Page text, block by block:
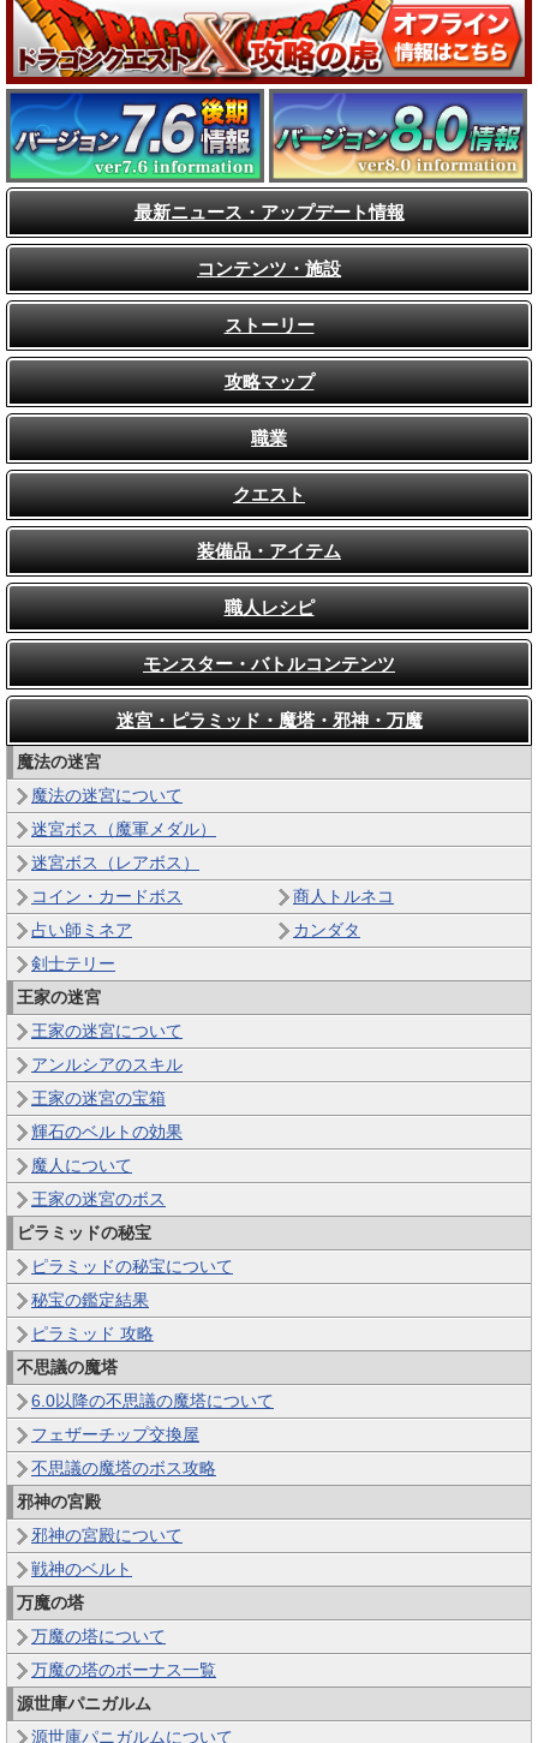
最新ニュース・アップデート情報
コンテンツ・施設
ストーリー
攻略マップ
職業
クエスト
装備品・アイテム
職人レシピ
モンスター・バトルコンテンツ
迷宮・ピラミッド・魔塔・邪神・万魔
魔法の迷宮
魔法の迷宮について
迷宮ボス（魔軍メダル）
迷宮ボス（レアボス）
コイン・カードボス
商人トルネコ
占い師ミネア
カンダタ
剣士テリー
王家の迷宮
王家の迷宮について
アンルシアのスキル
王家の迷宮の宝箱
輝石のベルトの効果
魔人について
王家の迷宮のボス
ピラミッドの秘宝
ピラミッドの秘宝について
秘宝の鑑定結果
ピラミッド 攻略
不思議の魔塔
6.0以降の不思議の魔塔について
フェザーチップ交換屋
不思議の魔塔のボス攻略
邪神の宮殿
邪神の宮殿について
戦神のベルト
万魔の塔
万魔の塔について
万魔の塔のボーナス一覧
源世庫パニガルム
源世庫パニガルムについて